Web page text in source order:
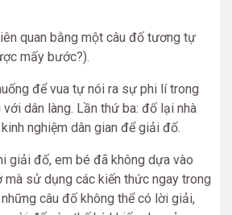
quan bằng một câu đố tương tự
mấy bước?).
để vua tự nói ra sự phi lí trong
dân làng. Lần thứ ba: đố lại nhà
nghiệm dân gian để giải đố.
giải đố, em bé đã không dựa vào
mà sử dụng các kiến thức ngay trong
câu đố không thể có lời giải,